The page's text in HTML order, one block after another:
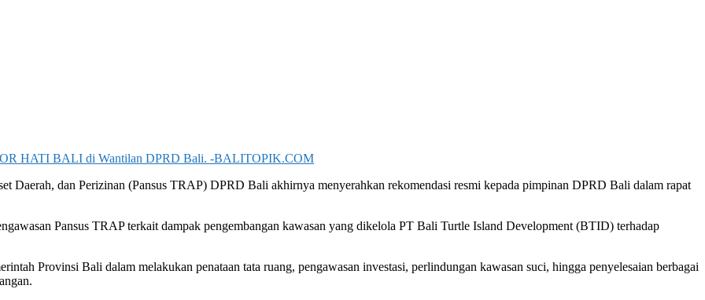
HATI BALI di Wantilan DPRD Bali. -BALITOPIK.COM
Daerah, dan Perizinan (Pansus TRAP) DPRD Bali akhirnya menyerahkan rekomendasi resmi kepada pimpinan DPRD Bali dalam rapat
Pansus TRAP terkait dampak pengembangan kawasan yang dikelola PT Bali Turtle Island Development (BTID) terhadap
Provinsi Bali dalam melakukan penataan tata ruang, pengawasan investasi, perlindungan kawasan suci, hingga penyelesaian berbagai